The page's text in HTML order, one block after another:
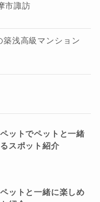
市諏訪
築浅高級マンション
ットでペットと一緒
スポット紹介
ットと一緒に楽しめ